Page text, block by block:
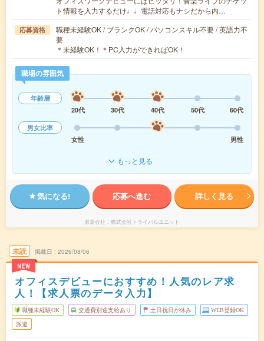
ト情報を入力するだけ♩♩電話対応もナシだから内…
応募資格
職種未経験OK / ブランクOK / パソコンスキル不要 / 英語力不
要
＊未経験OK！＊PC入力ができればOK！
職場の雰囲気
年齢層
20代
30代 40代 50代
60代
男女比率
女性
男性
もっと見る
気になる! 応募へ進む 詳しく見る
派遣会社 株式会社トライバルユニット
未読
NEW
掲載日 2026/08/06
オフィスデビューにおすすめ！人気のレア求
人！【求人票のデータ入力】
職種未経験OK 交通費別途支給あり 土日祝日が休み WEB登録OK
派遣